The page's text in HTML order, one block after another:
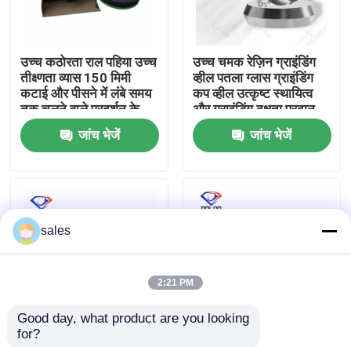
गुणवत्ता नियंत्रण
हमसे संपर्क करें
एक बोली का अनुरोध
इलेक्ट्रोप्लेटेड पीस व्हील
उच्च कठोरता राल पहिया उच्च
तीक्ष्णता व्यास 150 मिमी
कटाई और पीसने में लंबे समय
तक चलने वाले प्रदर्शन के
लिए इंजीनियर
जांच भेजें
उच्च चमक रेज़िन ग्राइंडिंग
व्हील पतला ग्लास ग्राइंडिंग
कप व्हील उत्कृष्ट स्थायित्व
और ग्राइंडिंग दक्षता प्रदान
करता है
जांच भेजें
पतली कांच की पीसने वाली
sales
2:21 PM
Good day, what product are you looking
for?